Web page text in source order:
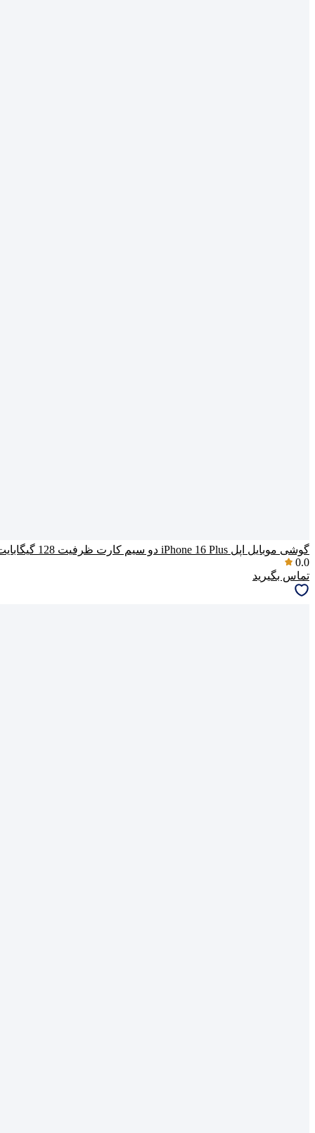
گوشی موبایل اپل iPhone 16 Plus دو سیم کارت ظرفیت 128 گیگابایت و رم 8 گیگابایت (ZAA) – نات اکتیو
0.0
تماس بگیرید